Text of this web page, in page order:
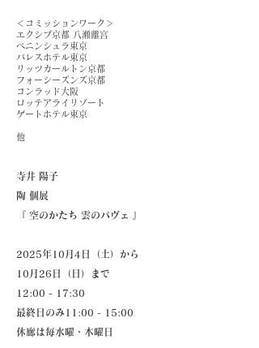
＜コミッションワーク＞
エクシブ京都 八瀬離宮
ペニンシュラ東京
パレスホテル東京
リッツカールトン京都
フォーシーズンズ京都
コンラッド大阪
ロッテアライリゾート
ゲートホテル東京
他
寺井 陽子
陶 個展
『 空のかたち 雲のパヴェ 』
2025年10月4日（土）から
10月26日（日）まで
12:00 - 17:30
最終日のみ11:00 - 15:00
休廊は毎水曜・木曜日